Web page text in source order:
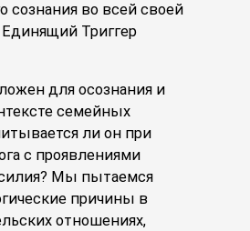
сознания во всей своей
Единящий Триггер
для осознания и
семейных
ли он при
с проявлениями
Мы пытаемся
причины в
отношениях,